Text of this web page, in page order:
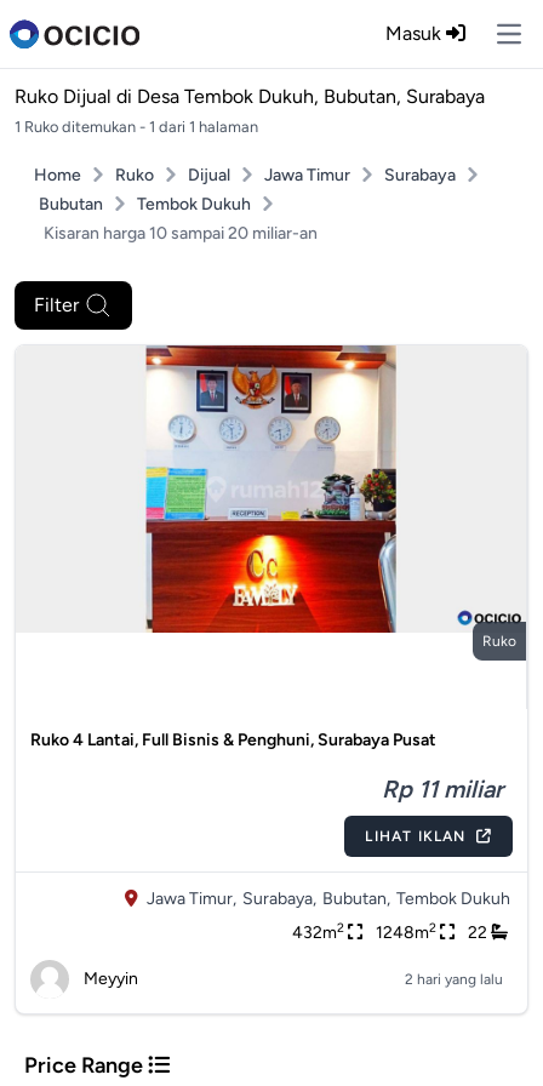
Masuk
Ruko Dijual di Desa Tembok Dukuh, Bubutan, Surabaya
1 Ruko ditemukan - 1 dari 1 halaman
Home Ruko Dijual Jawa Timur
Surabaya
Bubutan
Tembok Dukuh
Kisaran harga 10 sampai 20 miliar-an
Filter
Ruko
Ruko 4 Lantai, Full Bisnis & Penghuni, Surabaya Pusat
Rp 11 miliar
LIHAT IKLAN
Jawa Timur, Surabaya, Bubutan, Tembok Dukuh
432m2 1248m2 22
Meyyin 2 hari yang lalu
Price Range